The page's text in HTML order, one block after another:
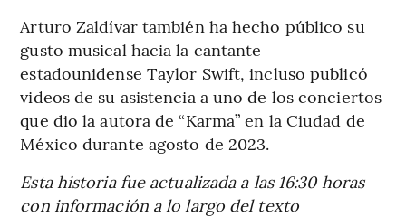
Arturo Zaldívar también ha hecho público su
gusto musical hacia la cantante
estadounidense Taylor Swift, incluso publicó
videos de su asistencia a uno de los conciertos
que dio la autora de “Karma” en la Ciudad de
México durante agosto de 2023.
Esta historia fue actualizada a las 16:30 horas
con información a lo largo del texto